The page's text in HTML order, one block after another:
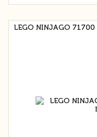
LEGO NINJAGO